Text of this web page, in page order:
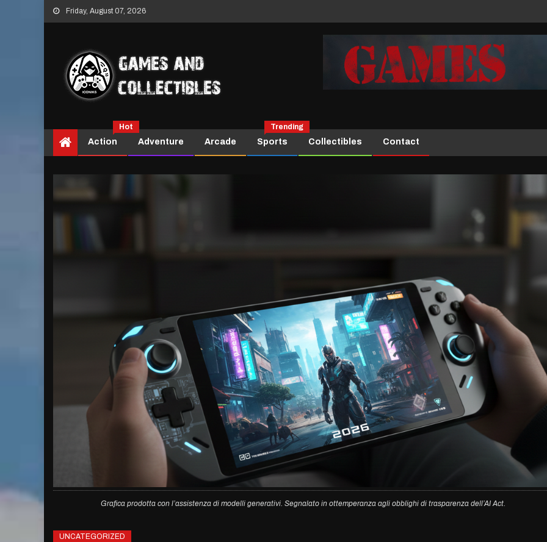
Skip
to
Friday, August 07, 2026
Action
Hot
Adventure Arcade Sports
Trending
Collectibles Contact
Grafica prodotta con l’assistenza di modelli generativi. Segnalato in ottemperanza agli obblighi di trasparenza dell’AI Act.
UNCATEGORIZED